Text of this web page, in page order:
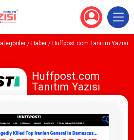
/ Haber / Huffpost.com Tanıtım Yazısı
Huffpost.com
Tanıtım Yazısı
🔍